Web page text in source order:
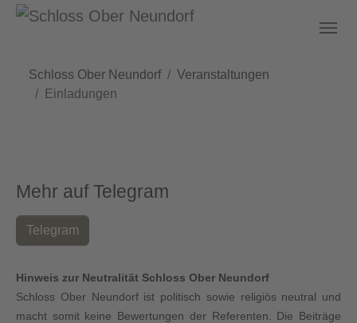
Skip to main content
Schloss Ober Neundorf
Veranstaltungen
Einladungen
Mehr auf Telegram
Telegram
Hinweis zur Neutralität Schloss Ober Neundorf
Schloss Ober Neundorf ist politisch sowie religiös neutral und
macht somit keine Bewertungen der Referenten. Die Beiträge